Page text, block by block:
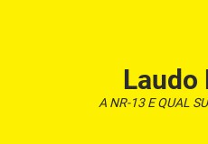
MANUTENÇÃO DE
MANUTENÇÃO DE
MANUTENÇÃO DE REDE DE AR
Laudo
A NR-13 E QUAL